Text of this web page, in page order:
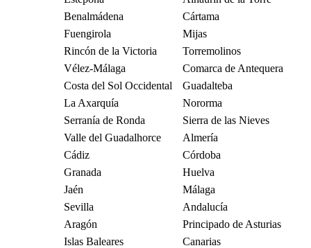
Benalmádena
Cártama
Fuengirola
Mijas
Rincón de la Victoria
Torremolinos
Vélez-Málaga
Comarca de Antequera
Costa del Sol Occidental
Guadalteba
La Axarquía
Nororma
Serranía de Ronda
Sierra de las Nieves
Valle del Guadalhorce
Almería
Cádiz
Córdoba
Granada
Huelva
Jaén
Málaga
Sevilla
Andalucía
Aragón
Principado de Asturias
Islas Baleares
Canarias